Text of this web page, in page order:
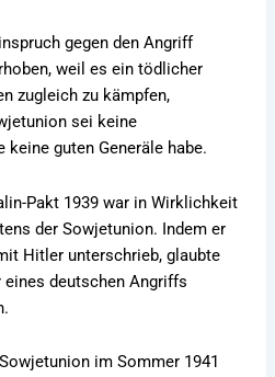
gegen den Angriff
weil es ein tödlicher
zugleich zu kämpfen,
sei keine
guten Generäle habe.
Pakt 1939 war in Wirklichkeit
der Sowjetunion. Indem er
Hitler unterschrieb, glaubte
eines deutschen Angriffs
im Sommer 1941